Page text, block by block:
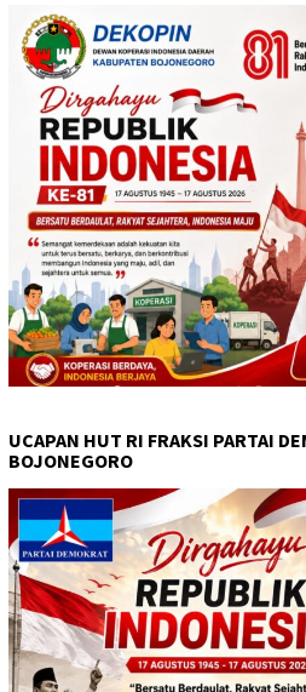
UCAPAN HUT RI FRAKSI PARTAI
BOJONEGORO